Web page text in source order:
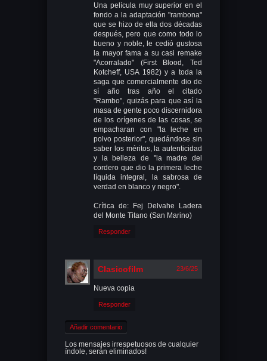
Una película muy superior en el
fondo a la adaptación "rambona"
que se hizo de ella dos décadas
después, pero que como todo lo
bueno y noble, le cedió gustosa
la mayor fama a su casi remake
"Acorralado" (First Blood, Ted
Kotcheff, USA 1982) y a toda la
saga que comercialmente dio de
sí año tras año el citado
"Rambo", quizás para que así la
masa de gente poco discernidora
de los orígenes de las cosas, se
empacharan con "la leche en
polvo posterior", quedándose sin
saber los méritos, la autenticidad
y la belleza de "la madre del
cordero que dio la primera leche
líquida integral, la sabrosa de
verdad en blanco y negro".
Crítica de: Fej Delvahe Ladera
del Monte Titano (San Marino)
Responder
Clasicofilm 23/6/25
Nueva copia
Responder
Añadir comentario
Los mensajes irrespetuosos de cualquier
índole, serán eliminados!